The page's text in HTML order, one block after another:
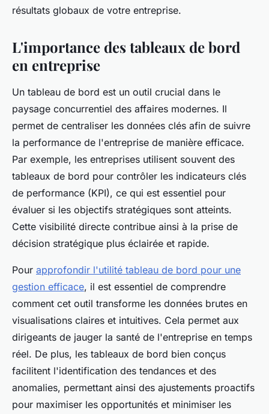
résultats globaux de votre entreprise.
L'importance des tableaux de bord
en entreprise
Un tableau de bord est un outil crucial dans le
paysage concurrentiel des affaires modernes. Il
permet de centraliser les données clés afin de suivre
la performance de l'entreprise de manière efficace.
Par exemple, les entreprises utilisent souvent des
tableaux de bord pour contrôler les indicateurs clés
de performance (KPI), ce qui est essentiel pour
évaluer si les objectifs stratégiques sont atteints.
Cette visibilité directe contribue ainsi à la prise de
décision stratégique plus éclairée et rapide.
Pour approfondir l'utilité tableau de bord pour une
gestion efficace, il est essentiel de comprendre
comment cet outil transforme les données brutes en
visualisations claires et intuitives. Cela permet aux
dirigeants de jauger la santé de l'entreprise en temps
réel. De plus, les tableaux de bord bien conçus
facilitent l'identification des tendances et des
anomalies, permettant ainsi des ajustements proactifs
pour maximiser les opportunités et minimiser les